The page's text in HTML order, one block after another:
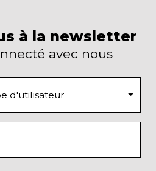
à la newsletter
avec nous